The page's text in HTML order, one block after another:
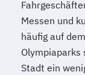
Messen und
häufig auf
Olympiaparks
Stadt ein